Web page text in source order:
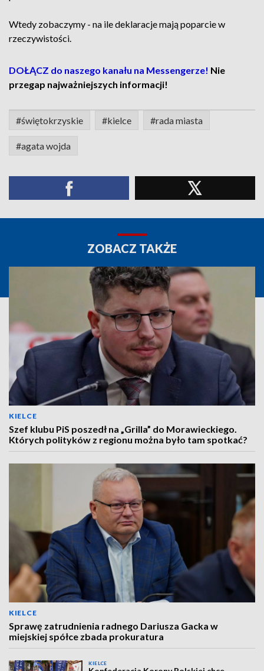
Wtedy zobaczymy - na ile deklaracje mają poparcie w
rzeczywistości.
DOŁĄCZ do naszego kanału na Messengerze! Nie
przegap najważniejszych informacji!
#świętokrzyskie #kielce #rada miasta
#agata wojda
ZOBACZ TAKŻE
KIELCE
Szef klubu PiS poszedł na „Grilla” do Morawieckiego.
Których polityków z regionu można było tam spotkać?
KIELCE
Sprawę zatrudnienia radnego Dariusza Gacka w
miejskiej spółce zbada prokuratura
KIELCE